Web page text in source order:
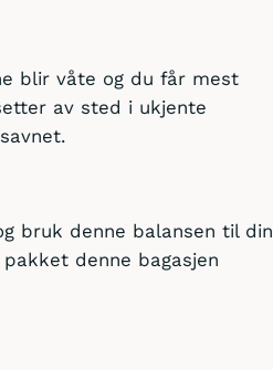
blir våte og du får mest
av sted i ukjente
bruk denne balansen til din
denne bagasjen